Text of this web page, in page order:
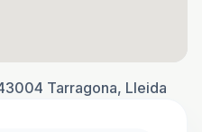
Tarragona, Lleida